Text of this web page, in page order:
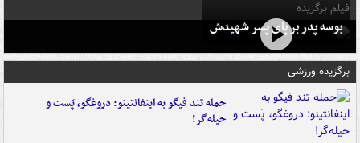
فیلم برگزیده
بوسه‌ پدر بر پای پسر شهیدش
برگزیده ورزشی
حمله تند فیگو به اینفانتینو: دروغگو، پَست‌ و
حیله‌گر!